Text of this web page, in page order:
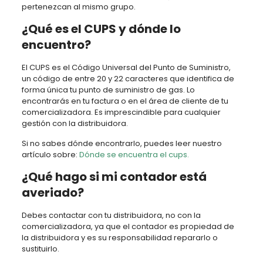
pertenezcan al mismo grupo.
¿Qué es el CUPS y dónde lo
encuentro?
El CUPS es el Código Universal del Punto de Suministro,
un código de entre 20 y 22 caracteres que identifica de
forma única tu punto de suministro de gas. Lo
encontrarás en tu factura o en el área de cliente de tu
comercializadora. Es imprescindible para cualquier
gestión con la distribuidora.
Si no sabes dónde encontrarlo, puedes leer nuestro
artículo sobre: Dónde se encuentra el cups.
¿Qué hago si mi contador está
averiado?
Debes contactar con tu distribuidora, no con la
comercializadora, ya que el contador es propiedad de
la distribuidora y es su responsabilidad repararlo o
sustituirlo.